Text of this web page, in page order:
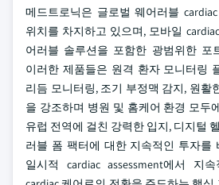
메드트로닉은 글로벌 웨어러블
위치를 차지하고 있으며, 모바일
어러블 솔루션을 포함한 광범위한 포
이러한 제품들은 원격 환자 모니터링
리듬 모니터링, 조기 부정맥 감지, 원활
을 강조하며 병원 및 홈케어 환경 모두
유럽 전역에 걸친 강력한 입지, 디지털
러블 폼 팩터에 대한 지속적인 투자를
일시적 cardiac assessment에서 지